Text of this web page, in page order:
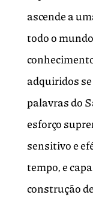
ascende a
todo o
adquiridos
palavras do
esforço
sensitivo e
tempo, e
construção